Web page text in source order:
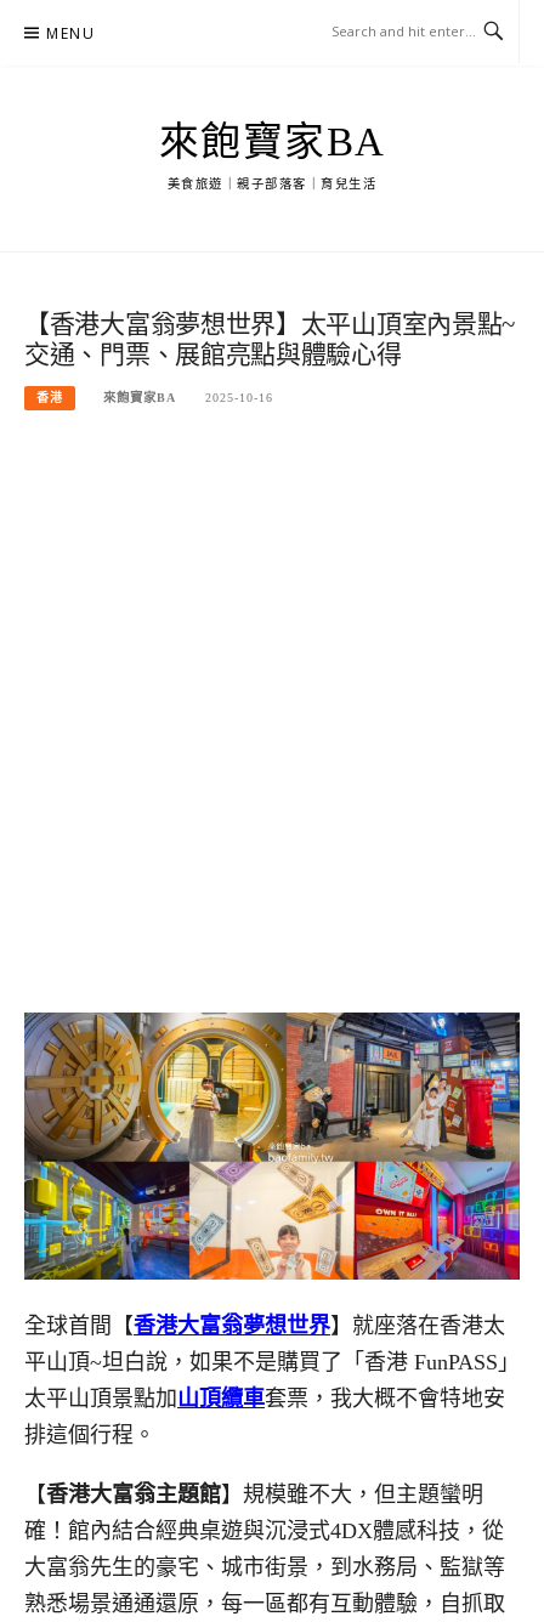
MENU
來飽寶家BA
美食旅遊｜親子部落客｜育兒生活
【香港大富翁夢想世界】太平山頂室內景點~
交通、門票、展館亮點與體驗心得
香港 來飽寶家BA 2025-10-16
全球首間【香港大富翁夢想世界】就座落在香港太
平山頂~坦白說，如果不是購買了「香港 FunPASS」
太平山頂景點加 山頂纜車套票，我大概不會特地安
排這個行程。
【香港大富翁主題館】規模雖不大，但主題蠻明
確！館內結合經典桌遊與沉浸式4DX體感科技，從
大富翁先生的豪宅、城市街景，到水務局、監獄等
熟悉場景通通還原，每一區都有互動體驗，自抓取